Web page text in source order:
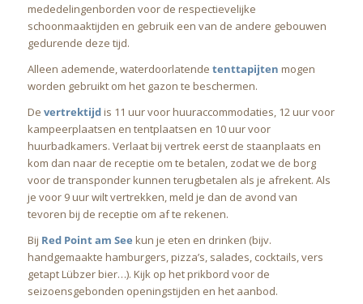
mededelingenborden voor de respectievelijke
schoonmaaktijden en gebruik een van de andere gebouwen
gedurende deze tijd.
Alleen ademende, waterdoorlatende tenttapijten mogen
worden gebruikt om het gazon te beschermen.
De vertrektijdis 11 uur voor huuraccommodaties, 12 uur voor
kampeerplaatsen en tentplaatsen en 10 uur voor
huurbadkamers. Verlaat bij vertrek eerst de staanplaats en
kom dan naar de receptie om te betalen, zodat we de borg
voor de transponder kunnen terugbetalen als je afrekent. Als
je voor 9 uur wilt vertrekken, meld je dan de avond van
tevoren bij de receptie om af te rekenen.
Bij Red Point am See kun je eten en drinken (bijv.
handgemaakte hamburgers, pizza’s, salades, cocktails, vers
getapt Lübzer bier…). Kijk op het prikbord voor de
seizoensgebonden openingstijden en het aanbod.